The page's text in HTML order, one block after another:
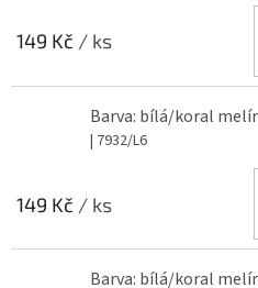
149 Kč / ks
Barva: bílá/koral
| 7932/L6
149 Kč / ks
Barva: bílá/koral